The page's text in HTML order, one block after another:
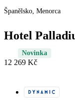
Španělsko, Menorca
Hotel
Novinka
12 269 Kč